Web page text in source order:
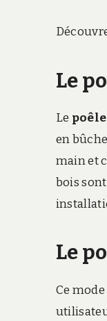
Le
Le poêle
en
main et
bois
Le
Ce